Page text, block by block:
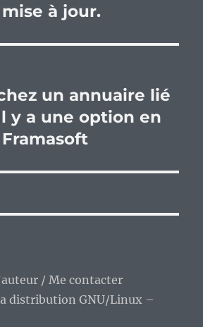
à jour.
un annuaire lié
y a une option en
/ Me contacter
distribution GNU/Linux –